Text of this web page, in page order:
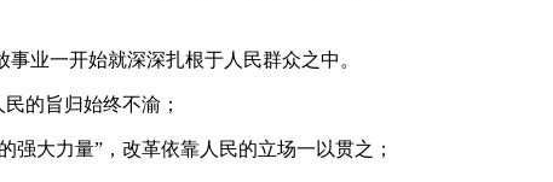
业一开始就深深扎根于人民群众之中。
的旨归始终不渝；
大力量”，改革依靠人民的立场一以贯之；